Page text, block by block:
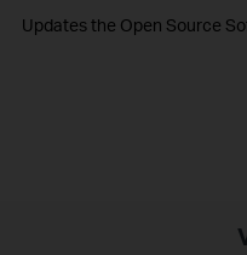
Updates the Open Source